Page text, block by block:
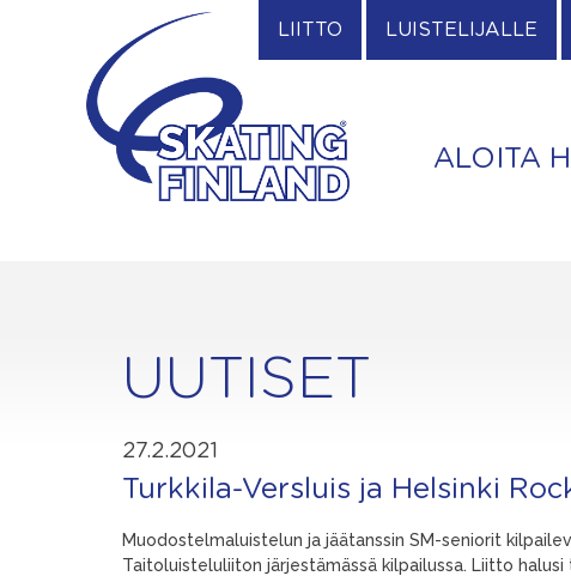
LIITTO LUISTELIJALLE
ALOITA
UUTISET
27.2.2021
Turkkila-Versluis ja Helsinki
Muodostelmaluistelun ja jäätanssin SM-seniorit
Taitoluisteluliiton järjestämässä kilpailussa. Liitto